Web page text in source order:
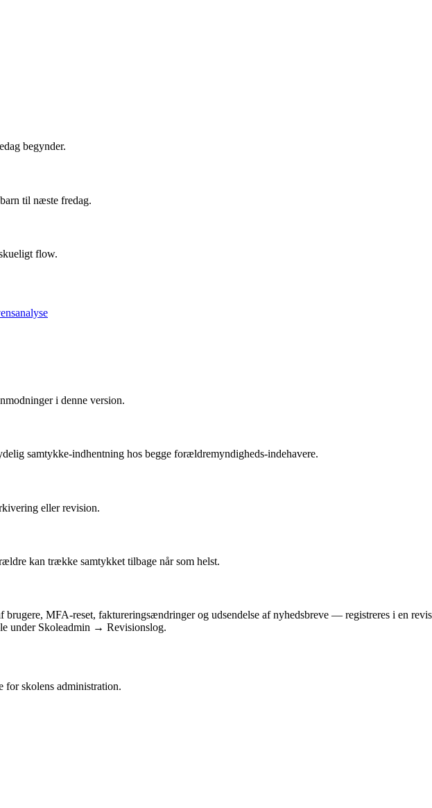
begynder.
til næste fredag.
flow.
i denne version.
samtykke-indhentning hos begge forældremyndigheds-indehavere.
eller revision.
kan trække samtykket tilbage når som helst.
MFA-reset, faktureringsændringer og udsendelse af nyhedsbreve — registreres i en
under Skoleadmin → Revisionslog.
for skolens administration.